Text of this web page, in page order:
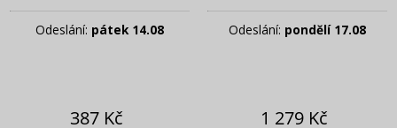
Odeslání: pátek 14.08 Odeslání: pondělí 17.08
387 Kč 1 279 Kč